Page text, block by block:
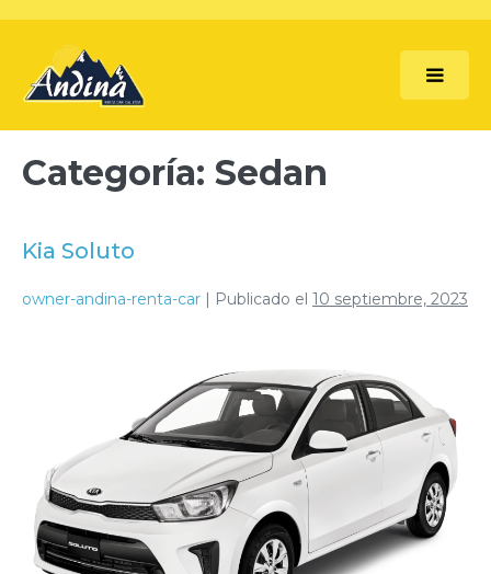
Categoría: Sedan
Kia Soluto
owner-andina-renta-car | Publicado el 10 septiembre, 2023